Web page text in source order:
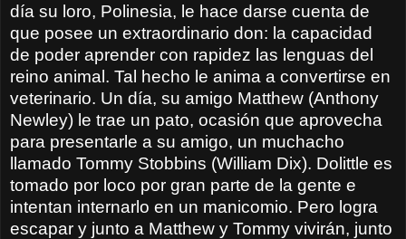
día su loro, Polinesia, le hace darse cuenta de
que posee un extraordinario don: la capacidad
de poder aprender con rapidez las lenguas del
reino animal. Tal hecho le anima a convertirse en
veterinario. Un día, su amigo Matthew (Anthony
Newley) le trae un pato, ocasión que aprovecha
para presentarle a su amigo, un muchacho
llamado Tommy Stobbins (William Dix). Dolittle es
tomado por loco por gran parte de la gente e
intentan internarlo en un manicomio. Pero logra
escapar y junto a Matthew y Tommy vivirán, junto